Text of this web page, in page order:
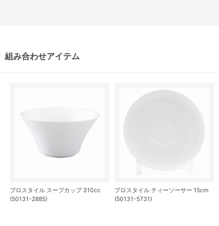
組み合わせアイテム
プロスタイル スープカップ 310cc
(50131-2885)
プロスタイル ティーソーサー 15cm
(50131-5731)